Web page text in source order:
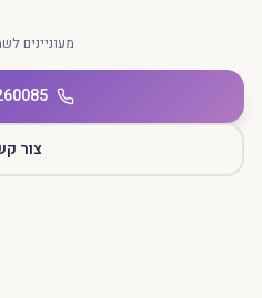
מעוניינים
צור